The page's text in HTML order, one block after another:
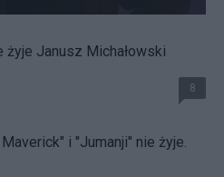
żyje Janusz Michałowski
8
i "Jumanji" nie żyje.